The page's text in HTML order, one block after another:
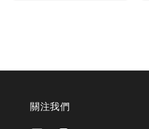
關注我們